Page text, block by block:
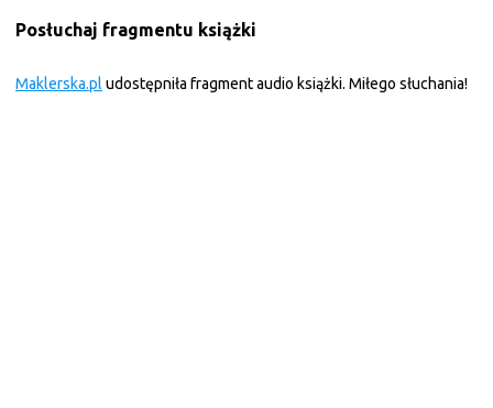
Posłuchaj fragmentu książki
Maklerska.pl udostępniła fragment audio książki. Miłego słuchania!